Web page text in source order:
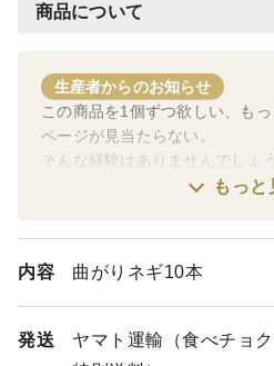
商品について
生産者からのお知らせ
この商品を1個ずつ欲しい、も
ページが見当たらない。
そんな経験はありませんでしょ
品でセットをお作りします。
食べチョクのシステム上、注文
が出来ません。
同梱した商品のページを作成い
ためご協力をお願いします。
もっと
内容 曲がりネギ10本
発送
ヤマト運輸（食べチョク